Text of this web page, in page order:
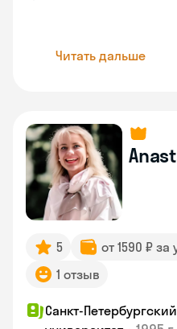
Читать дальше
5 от 1590 ₽ за
1 отзыв
Санкт-